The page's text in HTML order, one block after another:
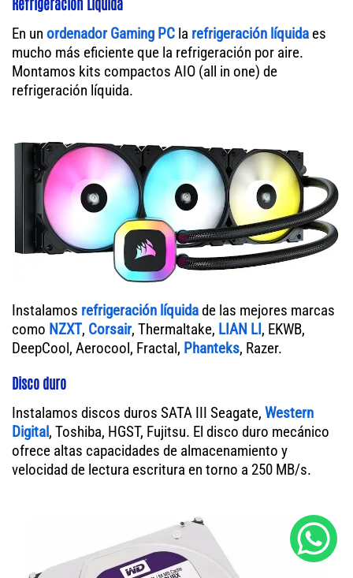
En un ordenador Gaming PC la refrigeración líquida es
mucho más eficiente que la refrigeración por aire.
Montamos kits compactos AIO (all in one) de
refrigeración líquida.
Instalamos refrigeración líquidade las mejores marcas
como NZXT, Corsair, Thermaltake, LIAN LI, EKWB,
DeepCool, Aerocool, Fractal, Phanteks, Razer.
Disco duro
Instalamos discos duros SATA III Seagate, Western
Digital, Toshiba, HGST, Fujitsu. El disco duro mecánico
ofrece altas capacidades de almacenamiento y
velocidad de lectura escritura en torno a 250 MB/s.